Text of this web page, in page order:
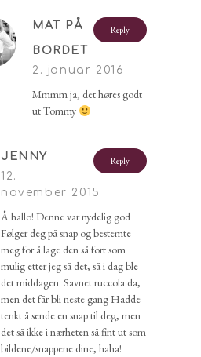
Reply
MAT PÅ
BORDET
2. januar 2016
Mmmm ja, det høres godt
ut Tommy
Reply
JENNY
12.
november 2015
Å hallo! Denne var nydelig god
Følger deg på snap og bestemte
meg for å lage den så fort som
mulig etter jeg så det, så i dag ble
det middagen. Savnet ruccola da,
men det får bli neste gang Hadde
tenkt å sende en snap til deg, men
det så ikke i nærheten så fint ut som
bildene/snappene dine, haha!